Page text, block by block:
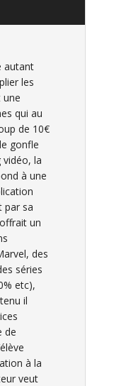
autant
les
une
qui au
de 10€
gonfle
la
à une
par sa
un
des
séries
etc),
il
de
à la
veut